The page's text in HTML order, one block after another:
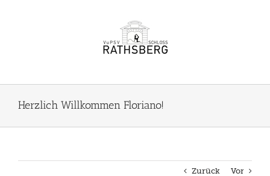
Herzlich Willkommen Floriano!
Zurück Vor